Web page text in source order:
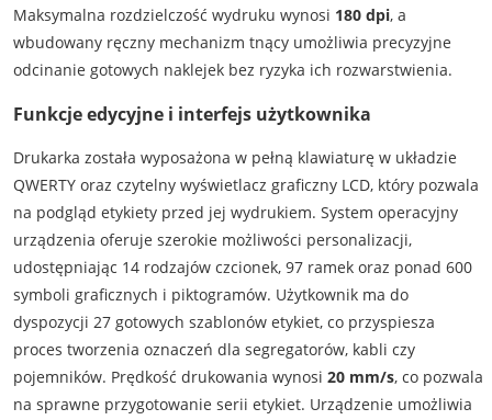
Maksymalna rozdzielczość wydruku wynosi 180 dpi, a
wbudowany ręczny mechanizm tnący umożliwia precyzyjne
odcinanie gotowych naklejek bez ryzyka ich rozwarstwienia.
Funkcje edycyjne i interfejs użytkownika
Drukarka została wyposażona w pełną klawiaturę w układzie
QWERTY oraz czytelny wyświetlacz graficzny LCD, który pozwala
na podgląd etykiety przed jej wydrukiem. System operacyjny
urządzenia oferuje szerokie możliwości personalizacji,
udostępniając 14 rodzajów czcionek, 97 ramek oraz ponad 600
symboli graficznych i piktogramów. Użytkownik ma do
dyspozycji 27 gotowych szablonów etykiet, co przyspiesza
proces tworzenia oznaczeń dla segregatorów, kabli czy
pojemników. Prędkość drukowania wynosi 20 mm/s, co pozwala
na sprawne przygotowanie serii etykiet. Urządzenie umożliwia